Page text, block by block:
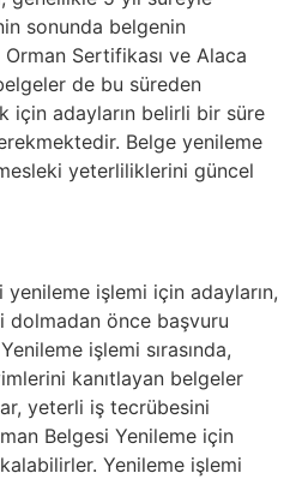
sonunda belgenin
Sertifikası ve Alaca
de bu süreden
için adayların belirli bir süre
Belge yenileme
yeterliliklerini güncel
işlemi için adayların,
dolmadan önce başvuru
işlemi sırasında,
kanıtlayan belgeler
yeterli iş tecrübesini
Belgesi Yenileme için
Yenileme işlemi